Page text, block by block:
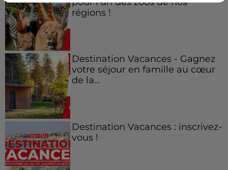
régions !
Destination Vacances - Gagnez
votre séjour en famille au cœur
de la...
Destination Vacances : inscrivez-
vous !